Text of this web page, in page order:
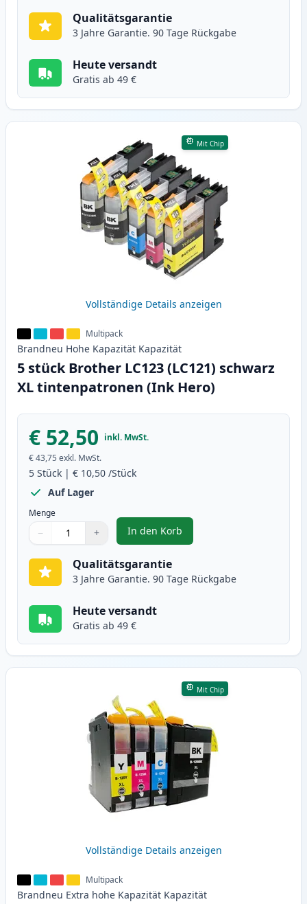
Qualitätsgarantie
3 Jahre Garantie. 90 Tage Rückgabe
Heute versandt
Gratis ab 49 €
Mit Chip
Vollständige Details anzeigen
Multipack
Brandneu Hohe Kapazität Kapazität
5 stück Brother LC123 (LC121) schwarz
XL tintenpatronen (Ink Hero)
€ 52,50 inkl. MwSt.
€ 43,75 exkl. MwSt.
5 Stück | € 10,50 /Stück
Auf Lager
Menge
Verwenden Sie die Tasten, um anzupassen
− +
1
In den Korb
, 5 stück Brother LC123 (LC121)
Qualitätsgarantie
3 Jahre Garantie. 90 Tage Rückgabe
Heute versandt
Gratis ab 49 €
Mit Chip
Vollständige Details anzeigen
Multipack
Brandneu Extra hohe Kapazität Kapazität